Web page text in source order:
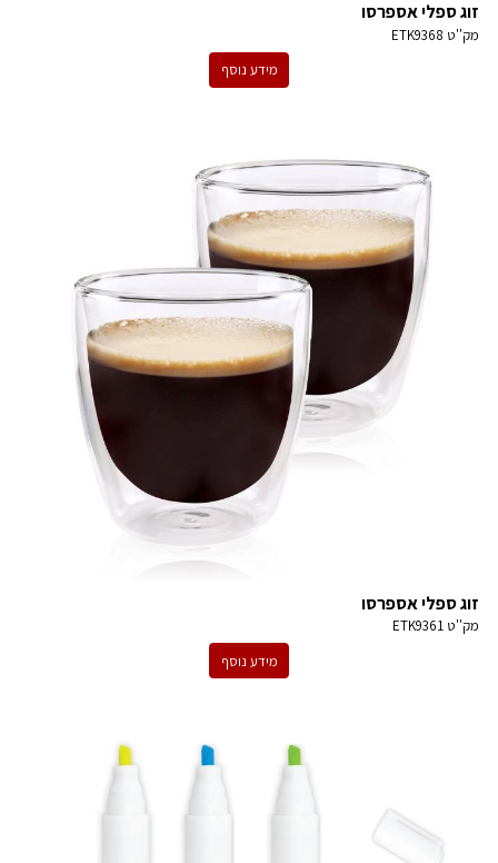
זוג ספלי אספרסו
מק''ט ETK9368
מידע נוסף
זוג ספלי אספרסו
מק''טETK9361
מידע נוסף